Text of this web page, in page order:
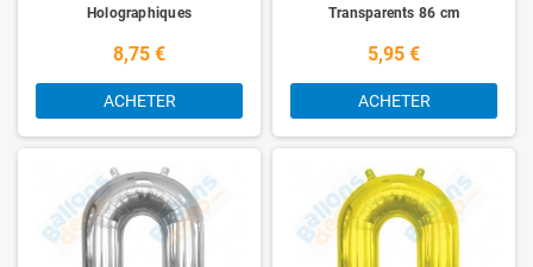
Holographiques
8,75 €
ACHETER
Transparents 86 cm
5,95 €
ACHETER